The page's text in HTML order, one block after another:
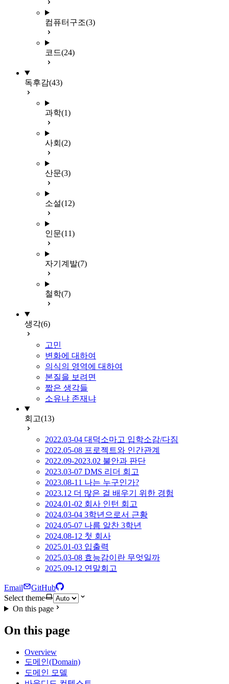
컴퓨터구조(3)
코드(24)
독후감(43)
과학(1)
사회 (2)
산문(3)
소설(12)
인문(11)
자기계발(7)
철학(7)
생각(6)
고민
변화에 대하여
의식의 영역에 대하여
본질을 보려면
짧은 생각들
소유냐 존재냐
회고(13)
2022.03-04 대덕소마고 입학소감/다짐
2022.05-08 프로젝트와 인간관계
2022.09-2023.02 불안과 판단
2023.03-07 DMS 리더 회고
2023.08-11 나는 누구인가?
2023.12 더 많은 걸 배우기 위한 경험
2024.01-02 회사 인턴 회고
2024.03-04 3학년으로서 근황
2024.05-07 나름 알찬 3학년
2024.08-12 첫 회사
2025.01-03 입출력
2025.03-08 효능감이란 무엇일까
2025.09-12 연말회고
Email
GitHub
Select theme
On this page
On this page
Overview
도메인(Domain)
도메인 모델